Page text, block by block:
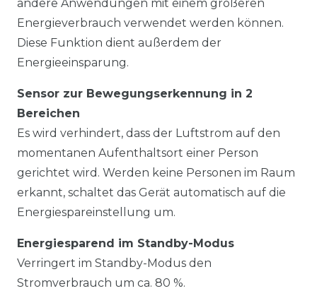
andere Anwendungen mit einem größeren
Energieverbrauch verwendet werden können.
Diese Funktion dient außerdem der
Energieeinsparung.
Sensor zur Bewegungserkennung in 2
Bereichen
Es wird verhindert, dass der Luftstrom auf den
momentanen Aufenthaltsort einer Person
gerichtet wird. Werden keine Personen im Raum
erkannt, schaltet das Gerät automatisch auf die
Energiespareinstellung um.
Energiesparend im Standby-Modus
Verringert im Standby-Modus den
Stromverbrauch um ca. 80 %.